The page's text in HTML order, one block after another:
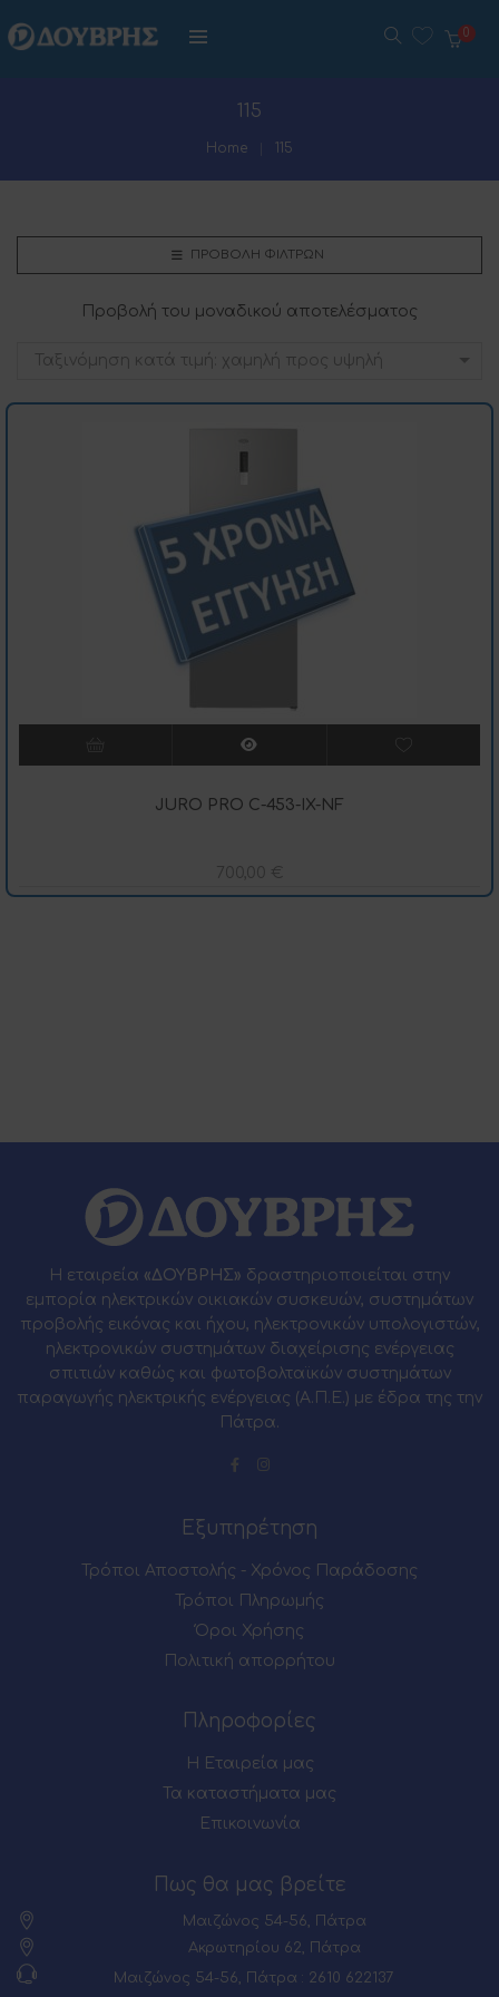
115
Home 115
ΠΡΟΒΟΛΉ ΦΊΛΤΡΩΝ
Προβολή του μοναδικού αποτελέσματος
Ταξινόμηση κατά τιμή: χαμηλή προς υψηλή
JURO PRO C-453-IX-NF
700,00 €
Η εταιρεία «ΔΟΥΒΡΗΣ» δραστηριοποιείται στην
εμπορία ηλεκτρικών οικιακών συσκευών, συστημάτων
προβολής εικόνας και ήχου, ηλεκτρονικών υπολογιστών,
ηλεκτρονικών συστημάτων διαχείρισης ενέργειας
σπιτιών καθώς και φωτοβολταϊκών συστημάτων
παραγωγής ηλεκτρικής ενέργειας (Α.Π.Ε.) με έδρα της την
Πάτρα.
Εξυπηρέτηση
Τρόποι Αποστολής - Χρόνος Παράδοσης
Τρόποι Πληρωμής
Όροι Χρήσης
Πολιτική απορρήτου
Πληροφορίες
Η Εταιρεία μας
Τα καταστήματα μας
Επικοινωνία
Πως θα μας βρείτε
Μαιζώνος 54-56, Πάτρα
Ακρωτηρίου 62, Πάτρα
Μαιζώνος 54-56, Πάτρα : 2610 622137